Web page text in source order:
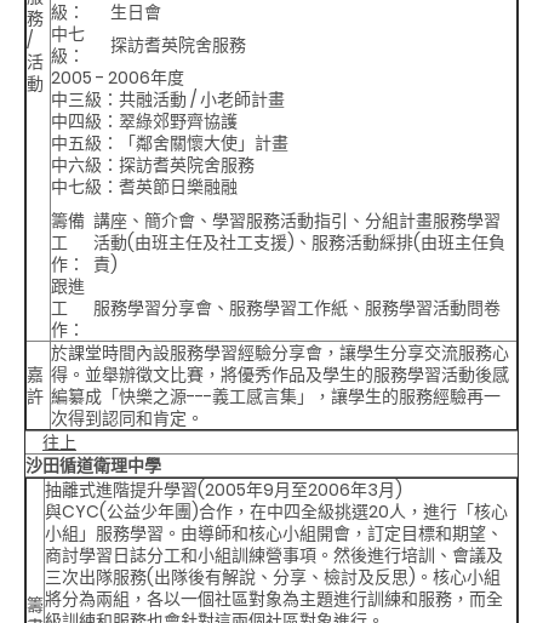
務
/
活
動
級：
生日會
中七
級：
探訪耆英院舍服務
2005 - 2006年度
中三級：共融活動 / 小老師計畫
中四級：翠綠郊野齊協護
中五級：「鄰舍關懷大使」計畫
中六級：探訪耆英院舍服務
中七級：耆英節日樂融融
籌備
工
作：
講座、簡介會、學習服務活動指引、分組計畫服務學習
活動(由班主任及社工支援)、服務活動綵排(由班主任負
責)
跟進
工
作：
服務學習分享會、服務學習工作紙、服務學習活動問卷
嘉
許
於課堂時間內設服務學習經驗分享會，讓學生分享交流服務心
得。並舉辦徵文比賽，將優秀作品及學生的服務學習活動後感
編纂成「快樂之源---義工感言集」，讓學生的服務經驗再一
次得到認同和肯定。
往上
沙田循道衛理中學
籌
抽離式進階提升學習(2005年9月至2006年3月)
與CYC(公益少年團)合作，在中四全級挑選20人，進行「核心
小組」服務學習。由導師和核心小組開會，訂定目標和期望、
商討學習日誌分工和小組訓練營事項。然後進行培訓、會議及
三次出隊服務(出隊後有解說、分享、檢討及反思)。核心小組
將分為兩組，各以一個社區對象為主題進行訓練和服務，而全